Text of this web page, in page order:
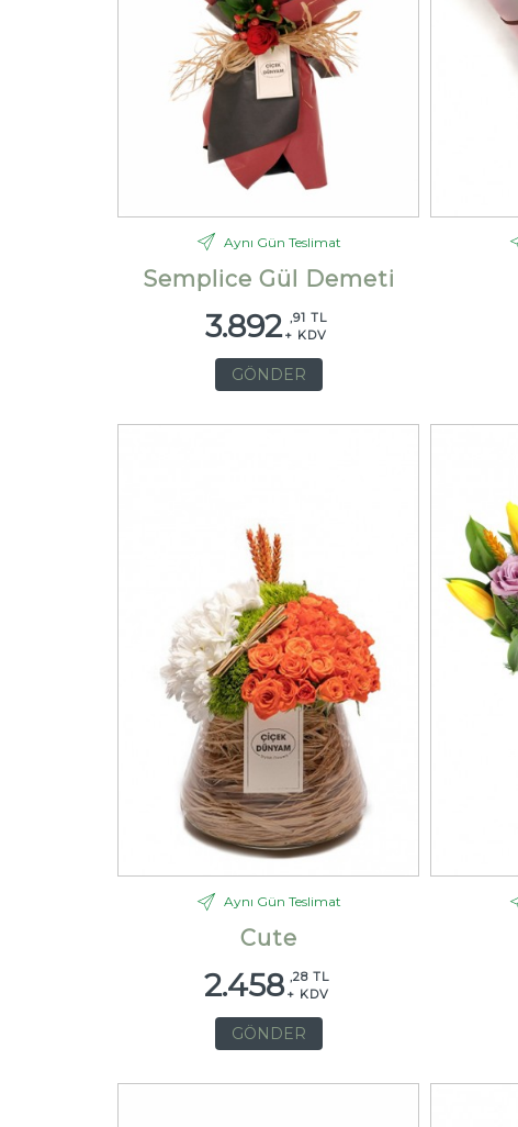
Aynı Gün Teslimat
Semplice Gül Demeti
3.892 ,91 TL
+ KDV
GÖNDER
Aynı Gün Teslimat
Cute
2.458 ,28 TL
+ KDV
GÖNDER